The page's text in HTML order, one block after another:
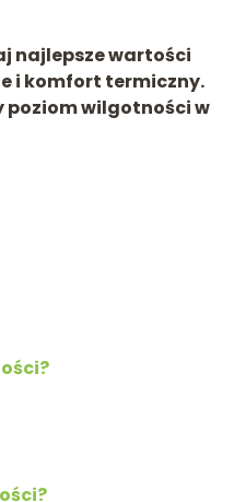
najlepsze wartości
i komfort termiczny.
poziom wilgotności w